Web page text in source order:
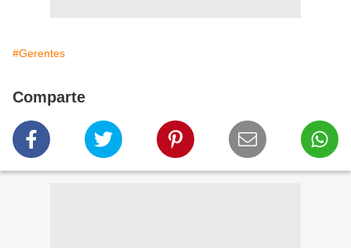
#Gerentes
Comparte